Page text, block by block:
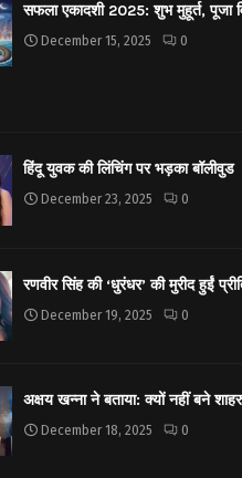
सफला एकादशी 2025: शुभ मुहूर्त, पूजा
December 15, 2025 0
हिंदू युवक की लिंचिंग पर भड़का बॉलीवुड
December 23, 2025 0
रणवीर सिंह की ‘धुरंधर’ की मुरीद हुईं
December 19, 2025 0
अक्षय खन्ना ने बताया: क्यों नहीं बने
December 18, 2025 0